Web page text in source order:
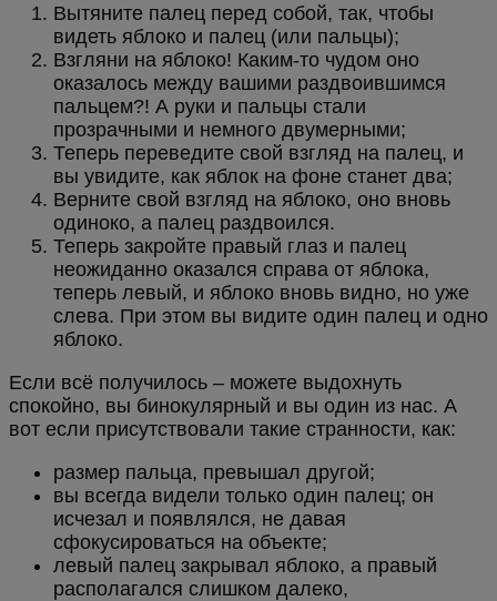
Вытяните палец перед собой, так, чтобы
видеть яблоко и палец (или пальцы);
Взгляни на яблоко! Каким-то чудом оно
оказалось между вашими раздвоившимся
пальцем?! А руки и пальцы стали
прозрачными и немного двумерными;
Теперь переведите свой взгляд на палец, и
вы увидите, как яблок на фоне станет два;
Верните свой взгляд на яблоко, оно вновь
одиноко, а палец раздвоился.
Теперь закройте правый глаз и палец
неожиданно оказался справа от яблока,
теперь левый, и яблоко вновь видно, но уже
слева. При этом вы видите один палец и одно
яблоко.
Если всё получилось – можете выдохнуть
спокойно, вы бинокулярный и вы один из нас. А
вот если присутствовали такие странности, как:
размер пальца, превышал другой;
вы всегда видели только один палец; он
исчезал и появлялся, не давая
сфокусироваться на объекте;
левый палец закрывал яблоко, а правый
располагался слишком далеко,